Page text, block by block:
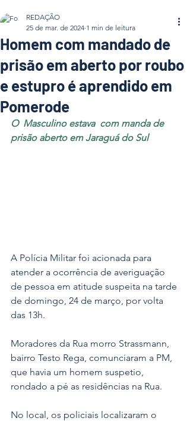
Homem com mandado de
prisão em aberto por roubo
e estupro é aprendido em
Pomerode
REDAÇÃO
25 de mar. de 2024 1 min de leitura
O  Masculino estava  com manda de
prisão aberto em Jaraguá do Sul
A Polícia Militar foi acionada para
atender a ocorrência de averiguação
de pessoa em atitude suspeita na tarde
de domingo, 24 de março, por volta
das 13h.
Moradores da Rua morro Strassmann,
bairro Testo Rega, comunciaram a PM,
que havia um homem suspetio,
rondado a pé as residências na Rua.
No local, os policiais localizaram o